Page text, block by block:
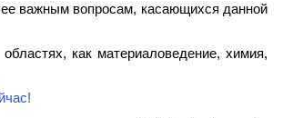
важным вопросам, касающихся данной
как материаловедение, химия,